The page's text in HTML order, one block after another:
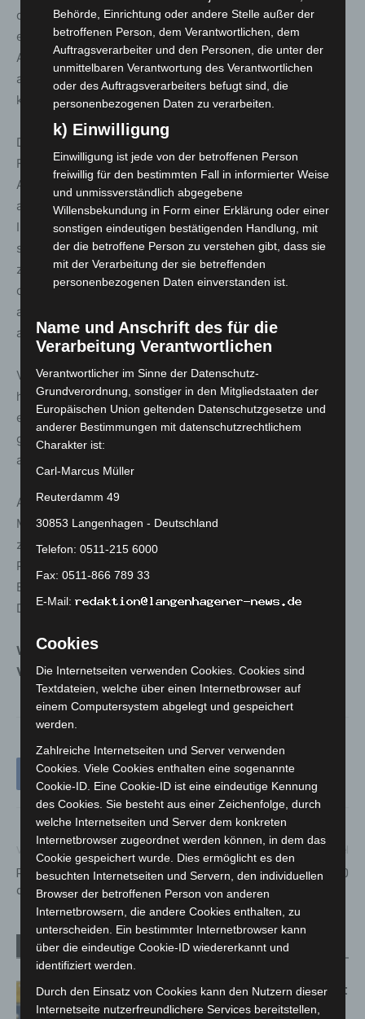
dem Niedersächsischen Landesgesundheitsamt
elektronisch bis 9 Uhr mitgeteilt wurden. Es kann zu
Abweichungen zwischen der NLGA-Tabelle und Angaben
anderer Stellen, etwa der betroffenen Kommunen,
kommen.
Die gegenüber dem vorherigen Tag neu ausgewiesenen
Fälle sind nicht zwingend erst seit der gestrigen
Auflistung neu aufgetreten. Die Gesundheitsämter leiten
als erste Priorität die notwendigen
Infektionsschutzmaßnahmen ein, ggf. erfolgt die
standardisierte Falldatenübermittlung erst danach mit
zeitlicher Verzögerung. Bis zur Übermittlung der Fälle an
das NLGA können einige Tage vergehen. Dies gilt vor
allem, wenn viele Fälle in einem kurzen Zeitraum
auftreten.
Veränderungen mit geringerer Fallzahl können darüber
hinaus auftreten, wenn ein Krankenhaus beispielsweise
einen Todesfall an das örtliche Gesundheitsamt
gemeldet hat, die bzw. der Verstorbene aber in einem
anderen Landkreis gemeldet war.
Als Kriterium für die Meldung „genesen“ gilt das
Meldedatum des Falles, wenn es länger als 14 Tage
zurückliegt. Die in dieser Kategorie aufgezählten
Patientinnen und Patienten sind außerdem weder in
Behandlung in einem Krankenhaus noch verstorben.
Diese Kriterien legt auch das RKI an.
Weitere Informationen zum Corona-
Virus: www.niedersachsen.de/coronavirus
Polizei mahnt zur Vorsicht in
der Silvesternacht
Jahresrückblick 2020
Verwandte Artikel Mehr vom Autor
Letzte Corona-Schutzmaßnahme läuft
aus
Behörde, Einrichtung oder andere Stelle außer der
betroffenen Person, dem Verantwortlichen, dem
Auftragsverarbeiter und den Personen, die unter der
unmittelbaren Verantwortung des Verantwortlichen
oder des Auftragsverarbeiters befugt sind, die
personenbezogenen Daten zu verarbeiten.
k) Einwilligung
Einwilligung ist jede von der betroffenen Person
freiwillig für den bestimmten Fall in informierter Weise
und unmissverständlich abgegebene
Willensbekundung in Form einer Erklärung oder einer
sonstigen eindeutigen bestätigenden Handlung, mit
der die betroffene Person zu verstehen gibt, dass sie
mit der Verarbeitung der sie betreffenden
personenbezogenen Daten einverstanden ist.
Name und Anschrift des für die
Verarbeitung Verantwortlichen
Verantwortlicher im Sinne der Datenschutz-
Grundverordnung, sonstiger in den Mitgliedstaaten der
Europäischen Union geltenden Datenschutzgesetze und
anderer Bestimmungen mit datenschutzrechtlichem
Charakter ist:
Carl-Marcus Müller
Reuterdamm 49
30853 Langenhagen - Deutschland
Telefon: 0511-215 6000
Fax: 0511-866 789 33
E-Mail:
Cookies
Die Internetseiten verwenden Cookies. Cookies sind
Textdateien, welche über einen Internetbrowser auf
einem Computersystem abgelegt und gespeichert
werden.
Zahlreiche Internetseiten und Server verwenden
Cookies. Viele Cookies enthalten eine sogenannte
Cookie-ID. Eine Cookie-ID ist eine eindeutige Kennung
des Cookies. Sie besteht aus einer Zeichenfolge, durch
welche Internetseiten und Server dem konkreten
Internetbrowser zugeordnet werden können, in dem das
Cookie gespeichert wurde. Dies ermöglicht es den
besuchten Internetseiten und Servern, den individuellen
Browser der betroffenen Person von anderen
Internetbrowsern, die andere Cookies enthalten, zu
unterscheiden. Ein bestimmter Internetbrowser kann
über die eindeutige Cookie-ID wiedererkannt und
identifiziert werden.
Durch den Einsatz von Cookies kann den Nutzern dieser
Internetseite nutzerfreundlichere Services bereitstellen,